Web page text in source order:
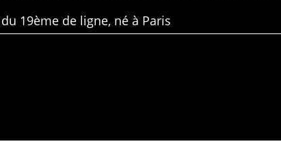
19ème de ligne, né à Paris